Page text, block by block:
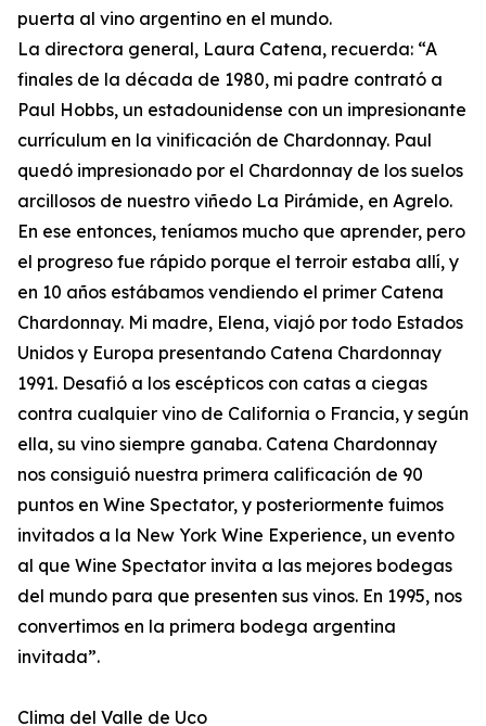
puerta al vino argentino en el mundo.
La directora general, Laura Catena, recuerda: “A
finales de la década de 1980, mi padre contrató a
Paul Hobbs, un estadounidense con un impresionante
currículum en la vinificación de Chardonnay. Paul
quedó impresionado por el Chardonnay de los suelos
arcillosos de nuestro viñedo La Pirámide, en Agrelo.
En ese entonces, teníamos mucho que aprender, pero
el progreso fue rápido porque el terroir estaba allí, y
en 10 años estábamos vendiendo el primer Catena
Chardonnay. Mi madre, Elena, viajó por todo Estados
Unidos y Europa presentando Catena Chardonnay
1991. Desafió a los escépticos con catas a ciegas
contra cualquier vino de California o Francia, y según
ella, su vino siempre ganaba. Catena Chardonnay
nos consiguió nuestra primera calificación de 90
puntos en Wine Spectator, y posteriormente fuimos
invitados a la New York Wine Experience, un evento
al que Wine Spectator invita a las mejores bodegas
del mundo para que presenten sus vinos. En 1995, nos
convertimos en la primera bodega argentina
invitada”.
Clima del Valle de Uco